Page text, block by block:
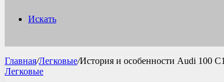
Искать
Главная/Легковые/История и особенности Audi 100
Легковые